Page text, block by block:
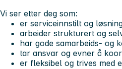
Vi ser etter deg som:
er serviceinnstilt og
arbeider strukturert og
har gode samarbeids- og
tar ansvar og evner å
er fleksibel og trives med